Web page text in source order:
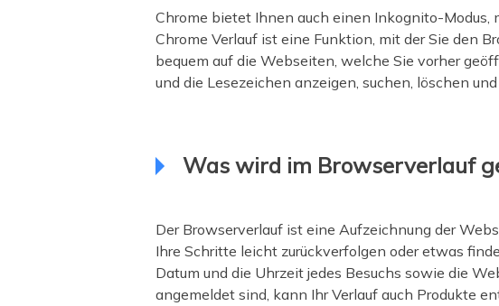
Chrome bietet Ihnen auch einen Inkognito-Modus,
Chrome Verlauf ist eine Funktion, mit der Sie den
bequem auf die Webseiten, welche Sie vorher
und die Lesezeichen anzeigen, suchen, löschen
Was wird im Browserverlauf
Der Browserverlauf ist eine Aufzeichnung der
Ihre Schritte leicht zurückverfolgen oder etwas
Datum und die Uhrzeit jedes Besuchs sowie die
angemeldet sind, kann Ihr Verlauf auch Produkte